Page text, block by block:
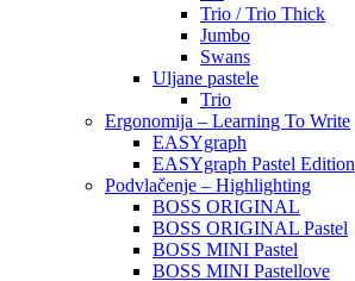
Trio / Trio Thick
Jumbo
Swans
Uljane pastele
Trio
Ergonomija – Learning To Write
EASYgraph
EASYgraph Pastel Edition
Podvlačenje – Highlighting
BOSS ORIGINAL
BOSS ORIGINAL Pastel
BOSS MINI Pastel
BOSS MINI Pastellove